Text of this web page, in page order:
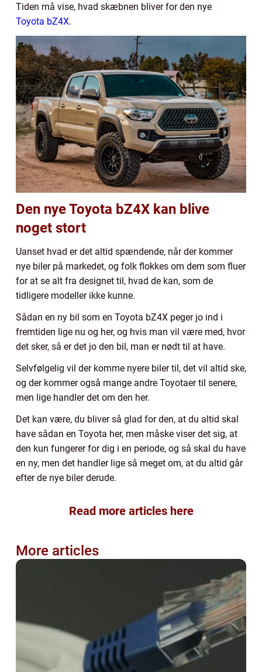
Tiden må vise, hvad skæbnen bliver for den nye
Toyota bZ4X.
Den nye Toyota bZ4X kan blive
noget stort
Uanset hvad er det altid spændende, når der kommer
nye biler på markedet, og folk flokkes om dem som fluer
for at se alt fra designet til, hvad de kan, som de
tidligere modeller ikke kunne.
Sådan en ny bil som en Toyota bZ4X peger jo ind i
fremtiden lige nu og her, og hvis man vil være med, hvor
det sker, så er det jo den bil, man er nødt til at have.
Selvfølgelig vil der komme nyere biler til, det vil altid ske,
og der kommer også mange andre Toyotaer til senere,
men lige handler det om den her.
Det kan være, du bliver så glad for den, at du altid skal
have sådan en Toyota her, men måske viser det sig, at
den kun fungerer for dig i en periode, og så skal du have
en ny, men det handler lige så meget om, at du altid går
efter de nye biler derude.
Read more articles here
More articles